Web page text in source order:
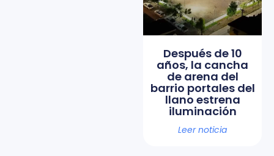
Después de 10
años, la cancha
de arena del
barrio portales del
llano estrena
iluminación
Leer noticia